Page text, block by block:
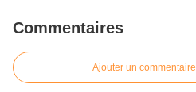
Commentaires
Ajouter un commentaire